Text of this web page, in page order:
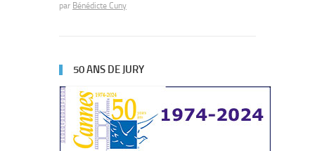
par Bénédicte Cuny
50 ANS DE JURY